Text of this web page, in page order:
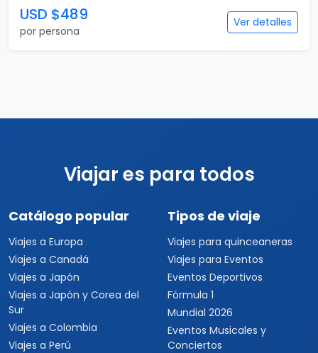
USD $489
por persona
Ver detalles
Viajar es para todos
Catálogo popular
Viajes a Europa
Viajes a Canadá
Viajes a Japón
Viajes a Japón y Corea del
Sur
Viajes a Colombia
Viajes a Perú
Tipos de viaje
Viajes para quinceaneras
Viajes para Eventos
Eventos Deportivos
Fórmula 1
Mundial 2026
Eventos Musicales y
Conciertos